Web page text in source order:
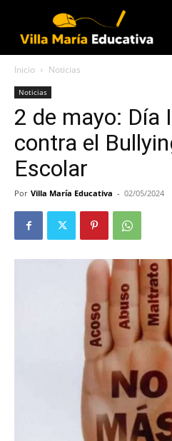
Inicio Noticias
Noticias
2 de mayo: Día
contra el
Escolar
Por Villa María Educativa - 02/05/2024